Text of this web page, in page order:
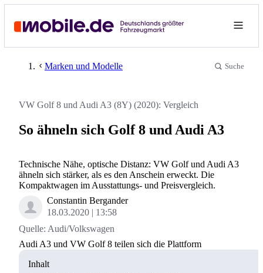
Marken und Modelle Suche
VW Golf 8 und Audi A3 (8Y) (2020): Vergleich
So ähneln sich Golf 8 und Audi A3
Technische Nähe, optische Distanz: VW Golf und Audi A3
ähneln sich stärker, als es den Anschein erweckt. Die
Kompaktwagen im Ausstattungs- und Preisvergleich.
Constantin Bergander
18.03.2020
13:58
Inhalt
Quelle: Audi/Volkswagen
Audi A3 und VW Golf 8 teilen sich die Plattform